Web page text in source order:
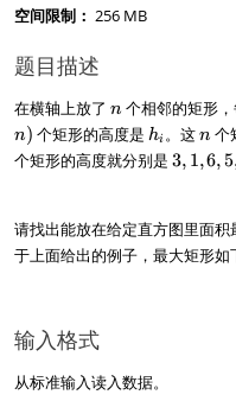
空间限制： 256 MB
题目描述
在横轴上放了n
n 个相邻的矩形
n) 个矩形的高度是h
_
i
hi 。这n
n 个
个矩形的高度就分别是3
,
6
,
3, 1,6,5
请找出能放在给定直方图里面
于上面给出的例子，最大矩形
输入格式
从标准输入读入数据。